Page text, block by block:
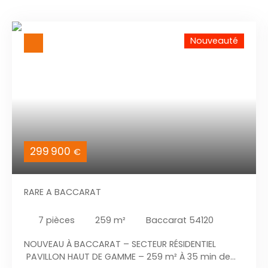
299 900 €
Nouveauté
RARE A BACCARAT
7 pièces 259 m² Baccarat 54120
NOUVEAU À BACCARAT – SECTEUR RÉSIDENTIEL
PAVILLON HAUT DE GAMME – 259 m² À 35 min de